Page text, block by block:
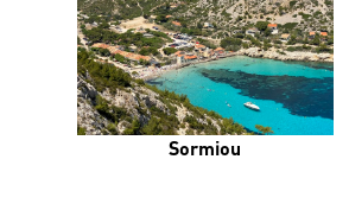
Sormiou